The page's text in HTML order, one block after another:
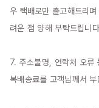
우 택배로만 출고해드리
려운 점 양해 부탁드립니
7. 주소불명, 연락처 오류
복배송료를 고객님께서